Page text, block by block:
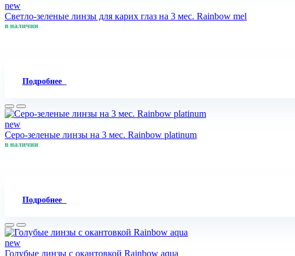
new
Светло-зеленые линзы для карих глаз на 3 мес. Rainbow mel
в наличии
Подробнее
new
Серо-зеленые линзы на 3 мес. Rainbow platinum
в наличии
Подробнее
new
Голубые линзы с окантовкой Rainbow aqua